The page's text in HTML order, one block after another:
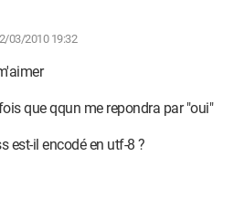
03/2010 19:32
que qqun me repondra par "oui"
est-il encodé en utf-8 ?